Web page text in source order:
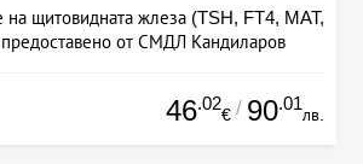
на щитовидната жлеза (TSH, FT4, MAT,
от СМДЛ Кандиларов
46.02
€ / 90.01
лв.